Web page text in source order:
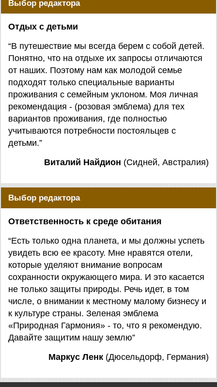
Выбор редактора
Отдых с детьми
“В путешествие мы всегда берем с собой детей.
Понятно, что на отдыхе их запросы отличаются
от наших. Поэтому нам как молодой семье
подходят только специальные варианты
проживания с семейным уклоном. Моя личная
рекомендация - (розовая эмблема) для тех
вариантов проживания, где полностью
учитываются потребности постояльцев с
детьми.”
Виталий Найдион (Сидней, Австралия)
Выбор редактора
Ответственность к среде обитания
“Есть только одна планета, и мы должны успеть
увидеть всю ее красоту. Мне нравятся отели,
которые уделяют внимание вопросам
сохранности окружающего мира. И это касается
не только защиты природы. Речь идет, в том
числе, о внимании к местному малому бизнесу и
к культуре страны. Зеленая эмблема
«Природная Гармония» - то, что я рекомендую.
Давайте защитим нашу землю”
Маркус Ленк (Дюсельдорф, Германия)